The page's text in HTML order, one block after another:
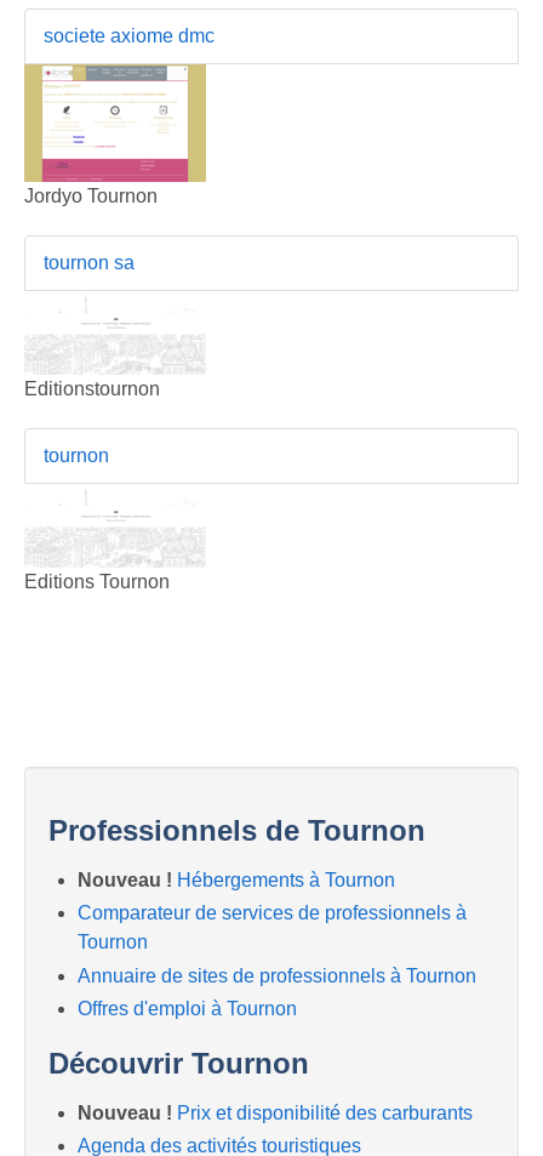
societe axiome dmc
Jordyo Tournon
tournon sa
Editionstournon
tournon
Editions Tournon
Professionnels de Tournon
Nouveau ! Hébergements à Tournon
Comparateur de services de professionnels à
Tournon
Annuaire de sites de professionnels à Tournon
Offres d'emploi à Tournon
Découvrir Tournon
Nouveau ! Prix et disponibilité des carburants
Agenda des activités touristiques